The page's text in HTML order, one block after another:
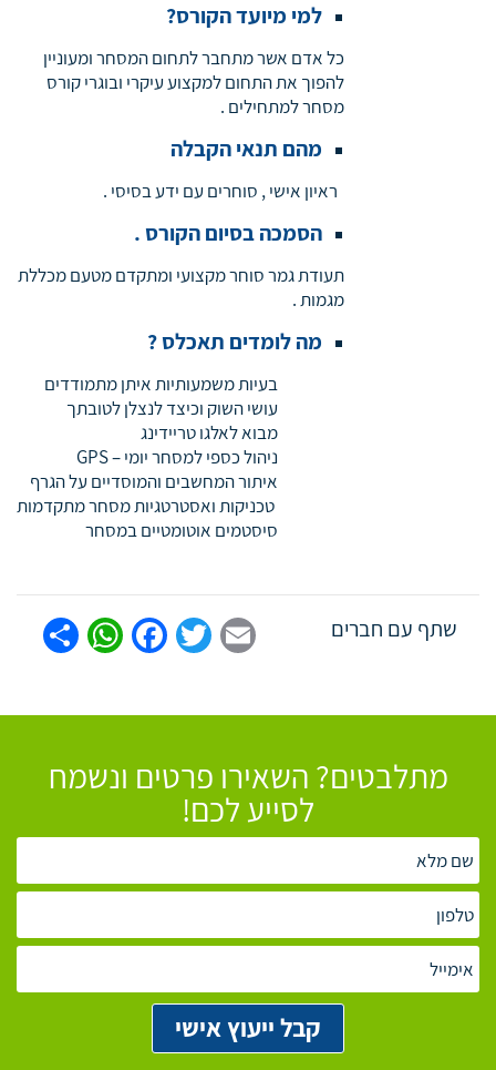
למי מיועד הקורס?
כל אדם אשר מתחבר לתחום המסחר ומעוניין
להפוך את התחום למקצוע עיקרי ובוגרי קורס
מסחר למתחילים .
מהם תנאי הקבלה
ראיון אישי , סוחרים עם ידע בסיסי .
הסמכה בסיום הקורס .
תעודת גמר סוחר מקצועי ומתקדם מטעם מכללת
מגמות .
מה לומדים תאכלס ?
בעיות משמעותיות איתן מתמודדים
עושי השוק וכיצד לנצלן לטובתך
מבוא לאלגו טריידינג
ניהול כספי למסחר יומי – GPS
איתור המחשבים והמוסדיים על הגרף
טכניקות ואסטרטגיות מסחר מתקדמות
סיסטמים אוטומטיים במסחר
שתף עם חברים Email
Twitter
מתלבטים? השאירו פרטים ונשמח
לסייע לכם!